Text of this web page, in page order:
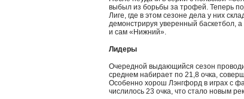
выбыл из борьбы за трофей. Теперь
Лиге, где в этом сезоне дела у них
демонстрируя уверенный баскетбол,
и сам «Нижний».
Лидеры
Очередной выдающийся сезон
среднем набирает по 21,8 очка,
Особенно хорош Лэнгфорд в играх с
числилось 23 очка, что стало новым